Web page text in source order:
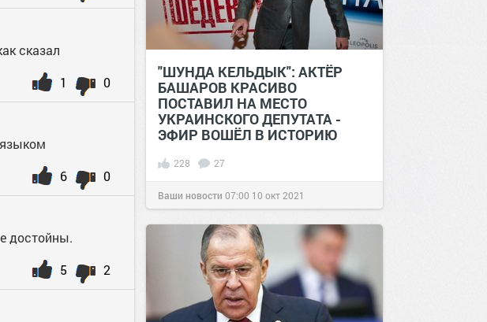
сказал
0
1
0
6
достойны.
2
5
"ШУНДА КЕЛЬДЫК": АКТЁР
БАШАРОВ КРАСИВО
ПОСТАВИЛ НА МЕСТО
УКРАИНСКОГО ДЕПУТАТА -
ЭФИР ВОШЁЛ В ИСТОРИЮ
228 27
Ваши новости 07:00 10 окт 2021